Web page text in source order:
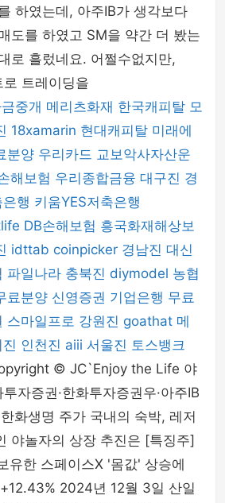
하였는데, 아주IB가 생각보다
도를 하였고 SM을 약간 더 봤는
로 흘렀네요. 어쩔수없지만,
트레이딩을
중개 메리츠화재 한국캐피탈 모
18xamarin 현대캐피탈 미래에
분양 우리카드 교보악사자산운
해보험 우리종합금융 대구진 경
행 키움YES저축은행
DB손해보험 흥국화재해상보
idttab coinpicker 경남진 대신
파일나라 충북진 diymodel 농협
료분양 신영증권 기업은행 무료
스마일프로 강원진 goathat 메
인천진 aiii 서울진 토스뱅크
© JC`Enjoy the Life 야
자증권·한화투자증권우·아주IB
한화생명 주가 국내의 숙박, 레저
야놀자의 상장 추진은 [특징주]
유한 스페이스X '몸값' 상승에
2024년 12월 3일 산일